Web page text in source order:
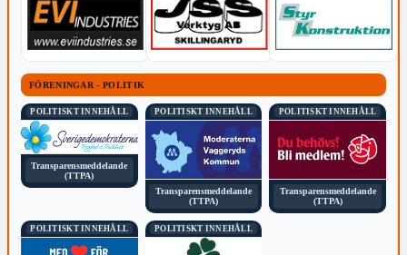
FÖRENINGAR - POLITIK
POLITISKT INNEHÅLL
Transparensmeddelande
(TTPA)
POLITISKT INNEHÅLL
Transparensmeddelande
(TTPA)
POLITISKT INNEHÅLL
Transparensmeddelande
(TTPA)
POLITISKT INNEHÅLL POLITISKT INNEHÅLL